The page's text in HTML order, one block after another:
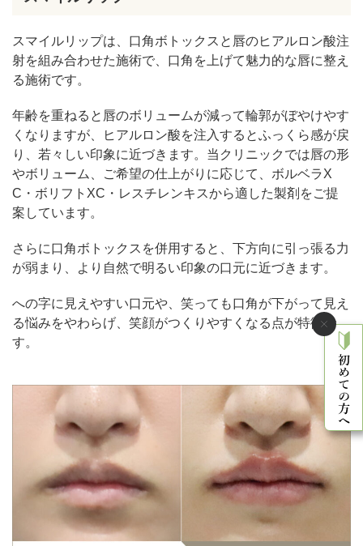
スマイルリップは、口角ボトックスと唇のヒアルロン酸注
射を組み合わせた施術で、口角を上げて魅力的な唇に整え
る施術です。
年齢を重ねると唇のボリュームが減って輪郭がぼやけやす
くなりますが、ヒアルロン酸を注入するとふっくら感が戻
り、若々しい印象に近づきます。当クリニックでは唇の形
やボリューム、ご希望の仕上がりに応じて、ボルベラX
C・ボリフトXC・レスチレンキスから適した製剤をご提
案しています。
さらに口角ボトックスを併用すると、下方向に引っ張る力
が弱まり、より自然で明るい印象の口元に近づきます。
への字に見えやすい口元や、笑っても口角が下がって見え
る悩みをやわらげ、笑顔がつくりやすくなる点が特徴で
す。